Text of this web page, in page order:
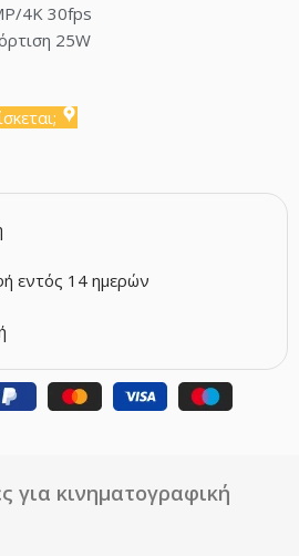
4K 30fps
25W
εντός 14 ημερών
για κινηματογραφική